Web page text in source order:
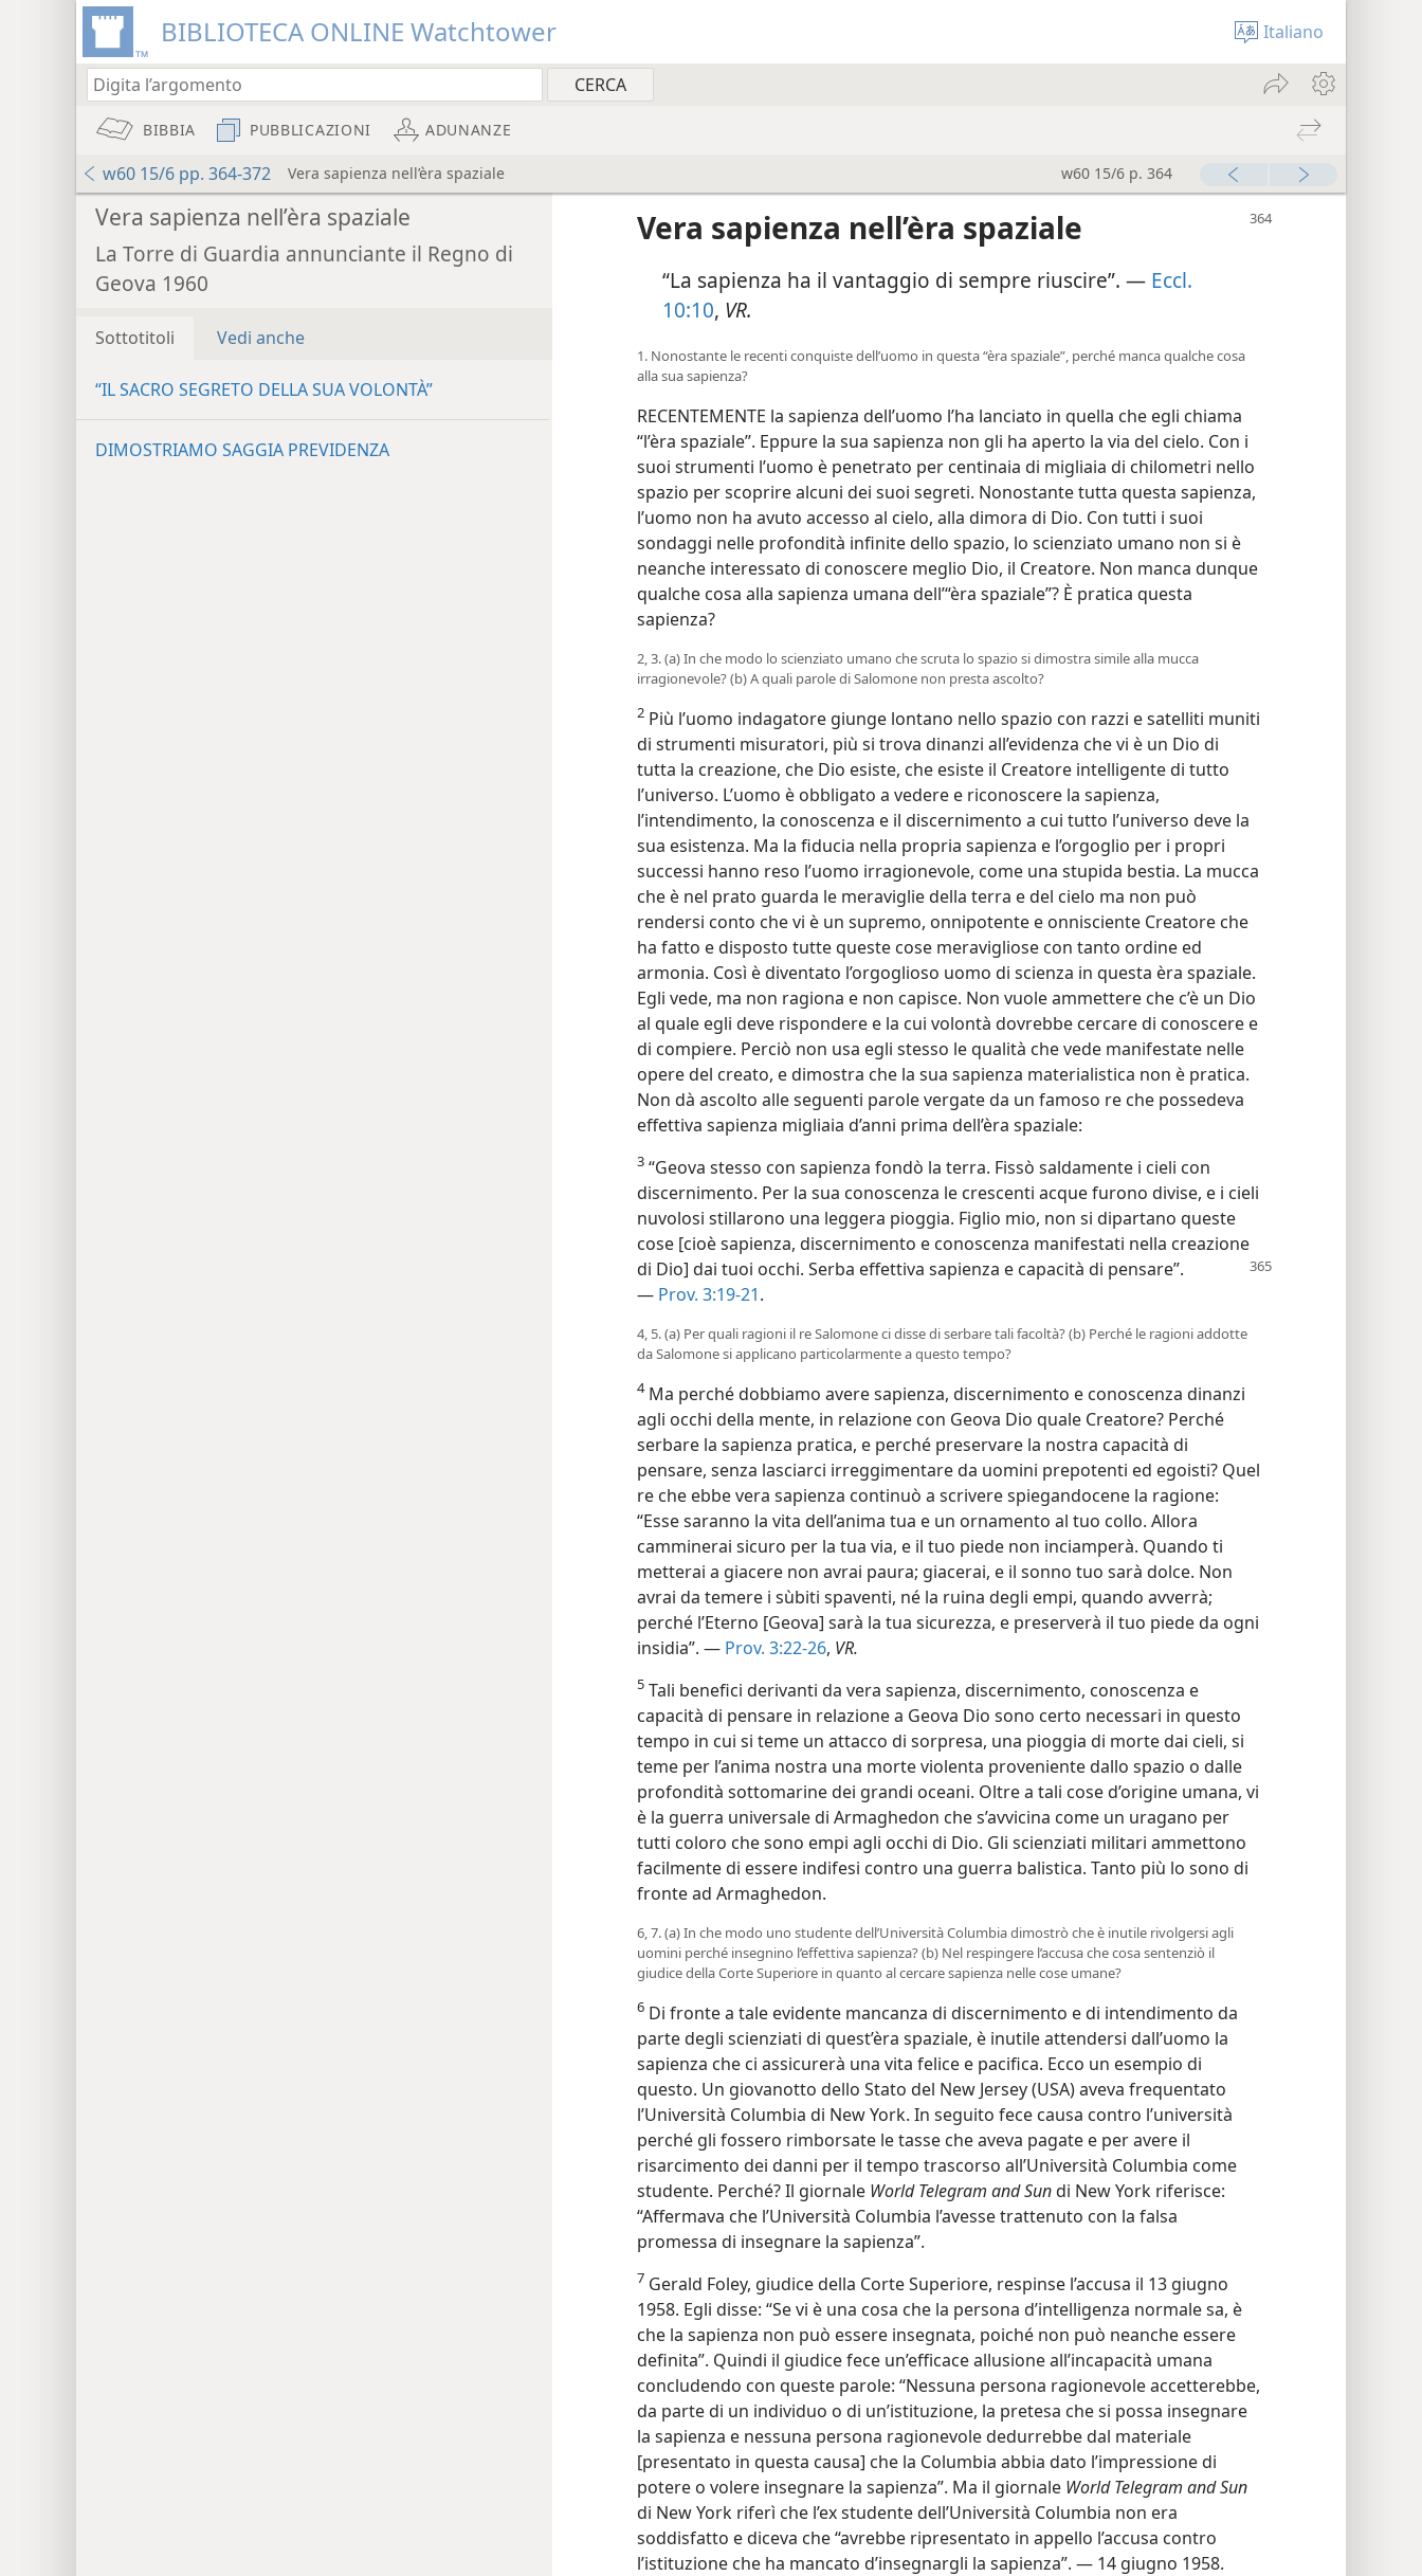
BIBLIOTECA ONLINE Watchtower Italiano
BIBBIA PUBBLICAZIONI ADUNANZE
w60 15/6 pp. 364-372 Vera sapienza nell’èra spaziale w60 15/6 p. 364
Vera sapienza nell’èra spaziale
La Torre di Guardia annunciante il Regno di
Geova 1960
Sottotitoli Vedi anche
“IL SACRO SEGRETO DELLA SUA VOLONTÀ”
DIMOSTRIAMO SAGGIA PREVIDENZA
Vera sapienza nell’èra spaziale
“La sapienza ha il vantaggio di sempre riuscire”. — Eccl.
10:10, VR.
1. Nonostante le recenti conquiste dell’uomo in questa “èra spaziale”, perché manca qualche cosa
alla sua sapienza?
RECENTEMENTE la sapienza dell’uomo l’ha lanciato in quella che egli chiama
“l’èra spaziale”. Eppure la sua sapienza non gli ha aperto la via del cielo. Con i
suoi strumenti l’uomo è penetrato per centinaia di migliaia di chilometri nello
spazio per scoprire alcuni dei suoi segreti. Nonostante tutta questa sapienza,
l’uomo non ha avuto accesso al cielo, alla dimora di Dio. Con tutti i suoi
sondaggi nelle profondità infinite dello spazio, lo scienziato umano non si è
neanche interessato di conoscere meglio Dio, il Creatore. Non manca dunque
qualche cosa alla sapienza umana dell’“èra spaziale”? È pratica questa
sapienza?
2, 3. (a) In che modo lo scienziato umano che scruta lo spazio si dimostra simile alla mucca
irragionevole? (b) A quali parole di Salomone non presta ascolto?
2 Più l’uomo indagatore giunge lontano nello spazio con razzi e satelliti muniti
di strumenti misuratori, più si trova dinanzi all’evidenza che vi è un Dio di
tutta la creazione, che Dio esiste, che esiste il Creatore intelligente di tutto
l’universo. L’uomo è obbligato a vedere e riconoscere la sapienza,
l’intendimento, la conoscenza e il discernimento a cui tutto l’universo deve la
sua esistenza. Ma la fiducia nella propria sapienza e l’orgoglio per i propri
successi hanno reso l’uomo irragionevole, come una stupida bestia. La mucca
che è nel prato guarda le meraviglie della terra e del cielo ma non può
rendersi conto che vi è un supremo, onnipotente e onnisciente Creatore che
ha fatto e disposto tutte queste cose meravigliose con tanto ordine ed
armonia. Così è diventato l’orgoglioso uomo di scienza in questa èra spaziale.
Egli vede, ma non ragiona e non capisce. Non vuole ammettere che c’è un Dio
al quale egli deve rispondere e la cui volontà dovrebbe cercare di conoscere e
di compiere. Perciò non usa egli stesso le qualità che vede manifestate nelle
opere del creato, e dimostra che la sua sapienza materialistica non è pratica.
Non dà ascolto alle seguenti parole vergate da un famoso re che possedeva
effettiva sapienza migliaia d’anni prima dell’èra spaziale:
3 “Geova stesso con sapienza fondò la terra. Fissò saldamente i cieli con
discernimento. Per la sua conoscenza le crescenti acque furono divise, e i cieli
nuvolosi stillarono una leggera pioggia. Figlio mio, non si dipartano queste
cose [cioè sapienza, discernimento e conoscenza manifestati nella creazione
di Dio] dai tuoi occhi. Serba effettiva sapienza e capacità di pensare”.
— Prov. 3:19-21.
4, 5. (a) Per quali ragioni il re Salomone ci disse di serbare tali facoltà? (b) Perché le ragioni addotte
da Salomone si applicano particolarmente a questo tempo?
4Ma perché dobbiamo avere sapienza, discernimento e conoscenza dinanzi
agli occhi della mente, in relazione con Geova Dio quale Creatore? Perché
serbare la sapienza pratica, e perché preservare la nostra capacità di
pensare, senza lasciarci irreggimentare da uomini prepotenti ed egoisti? Quel
re che ebbe vera sapienza continuò a scrivere spiegandocene la ragione:
“Esse saranno la vita dell’anima tua e un ornamento al tuo collo. Allora
camminerai sicuro per la tua via, e il tuo piede non inciamperà. Quando ti
metterai a giacere non avrai paura; giacerai, e il sonno tuo sarà dolce. Non
avrai da temere i sùbiti spaventi, né la ruina degli empi, quando avverrà;
perché l’Eterno [Geova] sarà la tua sicurezza, e preserverà il tuo piede da ogni
insidia”. — Prov. 3:22-26, VR.
5 Tali benefici derivanti da vera sapienza, discernimento, conoscenza e
capacità di pensare in relazione a Geova Dio sono certo necessari in questo
tempo in cui si teme un attacco di sorpresa, una pioggia di morte dai cieli, si
teme per l’anima nostra una morte violenta proveniente dallo spazio o dalle
profondità sottomarine dei grandi oceani. Oltre a tali cose d’origine umana, vi
è la guerra universale di Armaghedon che s’avvicina come un uragano per
tutti coloro che sono empi agli occhi di Dio. Gli scienziati militari ammettono
facilmente di essere indifesi contro una guerra balistica. Tanto più lo sono di
fronte ad Armaghedon.
6, 7. (a) In che modo uno studente dell’Università Columbia dimostrò che è inutile rivolgersi agli
uomini perché insegnino l’effettiva sapienza? (b) Nel respingere l’accusa che cosa sentenziò il
giudice della Corte Superiore in quanto al cercare sapienza nelle cose umane?
6 Di fronte a tale evidente mancanza di discernimento e di intendimento da
parte degli scienziati di quest’èra spaziale, è inutile attendersi dall’uomo la
sapienza che ci assicurerà una vita felice e pacifica. Ecco un esempio di
questo. Un giovanotto dello Stato del New Jersey (USA) aveva frequentato
l’Università Columbia di New York. In seguito fece causa contro l’università
perché gli fossero rimborsate le tasse che aveva pagate e per avere il
risarcimento dei danni per il tempo trascorso all’Università Columbia come
studente. Perché? Il giornale World Telegram and Sundi New York riferisce:
“Affermava che l’Università Columbia l’avesse trattenuto con la falsa
promessa di insegnare la sapienza”.
7 Gerald Foley, giudice della Corte Superiore, respinse l’accusa il 13 giugno
1958. Egli disse: “Se vi è una cosa che la persona d’intelligenza normale sa, è
che la sapienza non può essere insegnata, poiché non può neanche essere
definita”. Quindi il giudice fece un’efficace allusione all’incapacità umana
concludendo con queste parole: “Nessuna persona ragionevole accetterebbe,
da parte di un individuo o di un’istituzione, la pretesa che si possa insegnare
la sapienza e nessuna persona ragionevole dedurrebbe dal materiale
[presentato in questa causa] che la Columbia abbia dato l’impressione di
potere o volere insegnare la sapienza”. Ma il giornale World Telegram and Sun
di New York riferì che l’ex studente dell’Università Columbia non era
soddisfatto e diceva che “avrebbe ripresentato in appello l’accusa contro
l’istituzione che ha mancato d’insegnargli la sapienza”. — 14 giugno 1958.